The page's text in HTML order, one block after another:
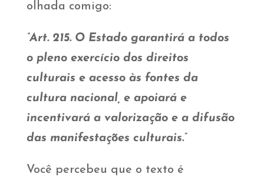
olhada comigo:
“Art. 215. O Estado garantirá a todos
o pleno exercício dos direitos
culturais e acesso às fontes da
cultura nacional, e apoiará e
incentivará a valorização e a difusão
das manifestações culturais.”
Você percebeu que o texto é